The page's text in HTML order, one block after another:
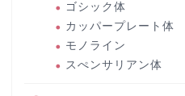
ゴシック体
カッパープレート体
モノライン
スぺンサリアン体